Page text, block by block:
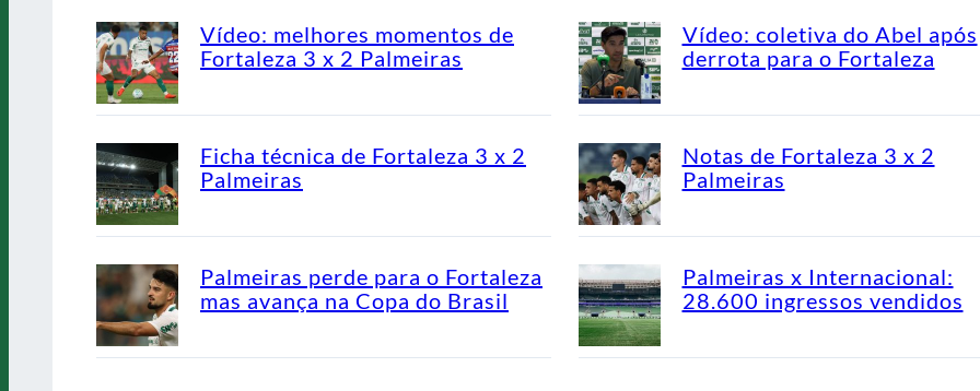
Vídeo: melhores momentos de
Fortaleza 3 x 2 Palmeiras
Vídeo: coletiva do Abel após
derrota para o Fortaleza
Ficha técnica de Fortaleza 3 x 2
Palmeiras
Notas de Fortaleza 3 x 2
Palmeiras
Palmeiras perde para o Fortaleza
mas avança na Copa do Brasil
Palmeiras x Internacional:
28.600 ingressos vendidos